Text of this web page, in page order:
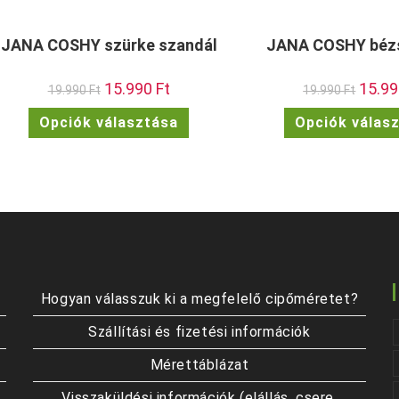
JANA COSHY szürke szandál
19.990Ft Original
price
was:
19.990 Ft.
15.990 FtCurrent
price
is:
15.990 Ft.
Opciók választása
terméknek
a
JANA COSHY
19.990Ft
price
was:
19.990
Opciók
Hogyan válasszuk ki a megfelelő cipőméretet?
Szállítási és fizetési információk
Mérettáblázat